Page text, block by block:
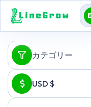
カテゴリー
USD $